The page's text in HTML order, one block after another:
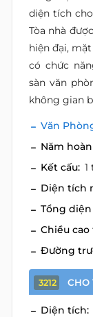
diện tích
Tòa nhà
hiện đại,
có chức
sàn văn
không gian
Văn
Năm
Kết cấu: 1
Diện tích
Tổng
Chiều
Đường
3212 CHO
Diện tích: